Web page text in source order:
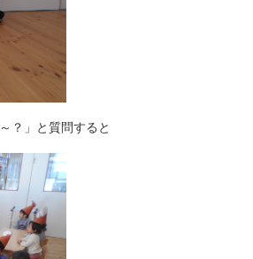
？」と質問すると